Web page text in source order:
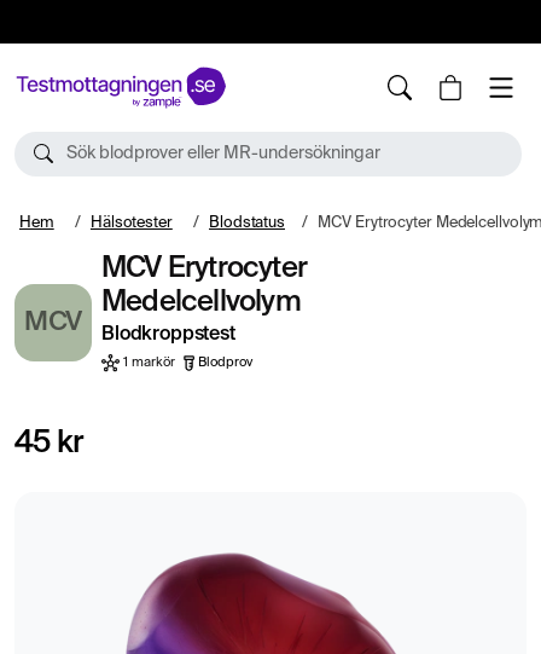
Sök blodprover eller MR-undersökningar
Hem Hälsotester Blodstatus MCV Erytrocyter
MCV
MCV Erytrocyter
Medelcellvolym
Blodkroppstest
1 markör Blodprov
45 kr